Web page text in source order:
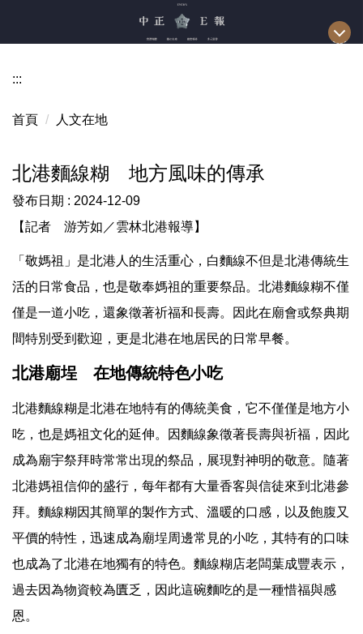
區
:::
首頁 人文在地
北港麵線糊 地方風味的傳承
發布日期 : 2024-12-09
【記者 游芳如／雲林北港報導】
「敬媽祖」是北港人的生活重心，白麵線不但是北港傳統生
活的日常食品，也是敬奉媽祖的重要祭品。北港麵線糊不僅
僅是一道小吃，還象徵著祈福和長壽。因此在廟會或祭典期
間特別受到歡迎，更是北港在地居民的日常早餐。
北港廟埕 在地傳統特色小吃
北港麵線糊是北港在地特有的傳統美食，它不僅僅是地方小
吃，也是媽祖文化的延伸。因麵線象徵著長壽與祈福，因此
成為廟宇祭拜時常常出現的祭品，展現對神明的敬意。隨著
北港媽祖信仰的盛行，每年都有大量香客與信徒來到北港參
拜。麵線糊因其簡單的製作方式、溫暖的口感，以及飽腹又
平價的特性，迅速成為廟埕周邊常見的小吃，其特有的口味
也成為了北港在地獨有的特色。麵線糊店老闆葉成豐表示，
過去因為物資較為匱乏，因此這碗麵吃的是一種惜福與感
恩。